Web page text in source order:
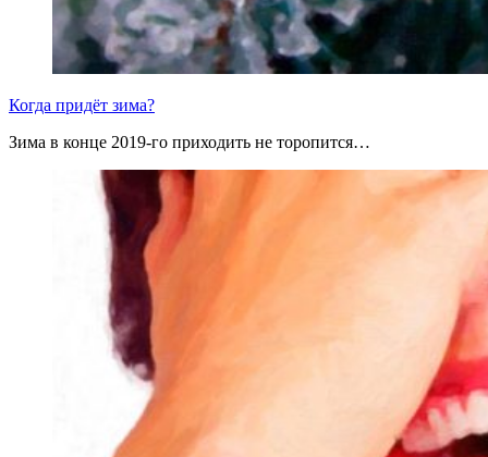
Когда придёт зима?
Зима в конце 2019-го приходить не торопится…